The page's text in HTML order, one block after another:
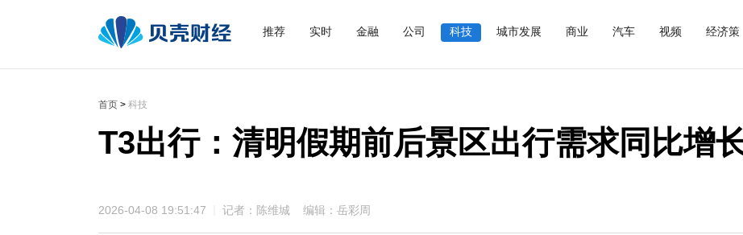
推荐 实时 金融 公司 科技 城市发展 商业 汽车 视频 经济策
首页 > 科技
T3出行：清明假期前后景区出行需求同比增
2026-04-08 19:51:47 记者：陈维城 编辑：岳彩周